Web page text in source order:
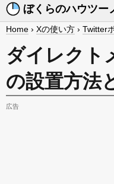
ぼくらのハウツー
Home › Xの使い方 › Twitter
ダイレクト
の設置方法
広告